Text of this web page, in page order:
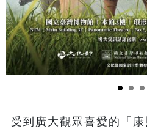
受到廣大觀眾喜愛的「